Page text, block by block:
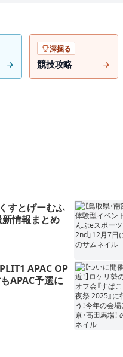
深掘る
競技攻略
すとげーむふ
新情報まとめ
APAC OP
もAPAC予選に